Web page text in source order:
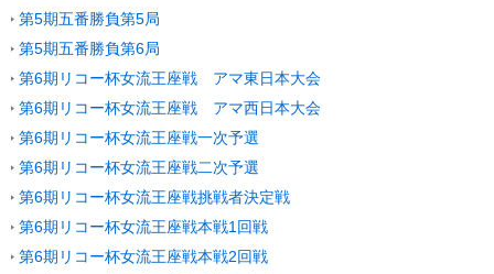
第5期五番勝負第5局
第5期五番勝負第6局
第6期リコー杯女流王座戦 アマ東日本大会
第6期リコー杯女流王座戦 アマ西日本大会
第6期リコー杯女流王座戦一次予選
第6期リコー杯女流王座戦二次予選
第6期リコー杯女流王座戦挑戦者決定戦
第6期リコー杯女流王座戦本戦1回戦
第6期リコー杯女流王座戦本戦2回戦